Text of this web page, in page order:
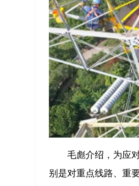
毛彪介绍，为应
别是对重点线路、重